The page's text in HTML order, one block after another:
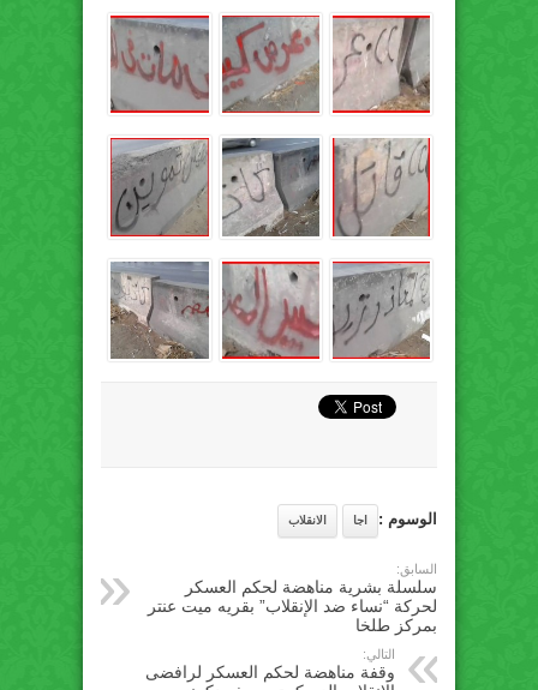
الوسوم : اجا الانقلاب
السابق:
سلسلة بشرية مناهضة لحكم العسكر
لحركة “نساء ضد الإنقلاب” بقريه ميت عنتر‬
بمركز طلخا
التالي:
وقفة مناهضة لحكم العسكر لرافضى